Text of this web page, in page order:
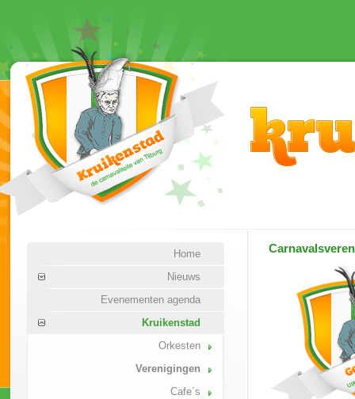
Home
Nieuws
Evenementen agenda
Kruikenstad
Orkesten
Verenigingen
Cafe´s